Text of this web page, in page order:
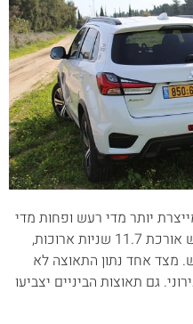
יותר מדי רעש ופחות מדי
דחף. התאוצה מעמידה ל 100 קמ"ש אורכת 11.7 שניות ארוכות,
סופית של 190 קמ"ש. מצד אחד נתון התאוצה לא
גם תאוצות הביניים יצביעו